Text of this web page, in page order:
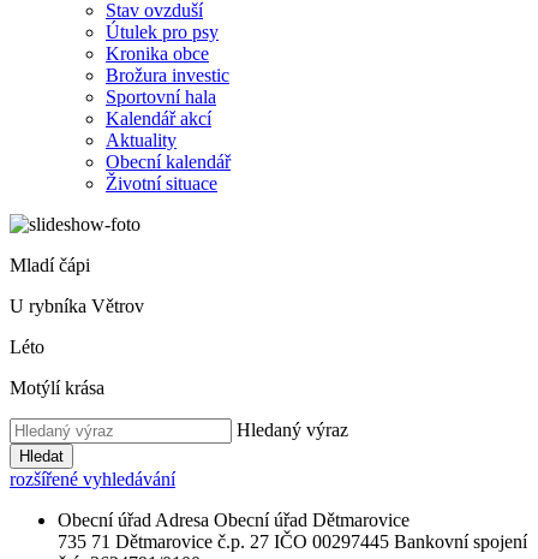
Stav ovzduší
Útulek pro psy
Kronika obce
Brožura investic
Sportovní hala
Kalendář akcí
Aktuality
Obecní kalendář
Životní situace
Mladí čápi
U rybníka Větrov
Léto
Motýlí krása
Hledaný výraz
Hledat
rozšířené vyhledávání
Obecní úřad Adresa Obecní úřad Dětmarovice
735 71 Dětmarovice č.p. 27 IČO 00297445 Bankovní spojení